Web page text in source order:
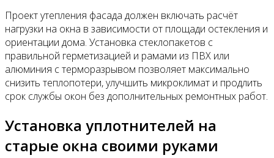
Проект утепления фасада должен включать расчёт
нагрузки на окна в зависимости от площади остекления и
ориентации дома. Установка стеклопакетов с
правильной герметизацией и рамами из ПВХ или
алюминия с терморазрывом позволяет максимально
снизить теплопотери, улучшить микроклимат и продлить
срок службы окон без дополнительных ремонтных работ.
Установка уплотнителей на
старые окна своими руками